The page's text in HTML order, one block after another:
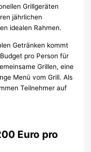
Grillgeräten
jährlichen
idealen Rahmen.
Getränken kommt
pro Person für
Grillen, eine
Menü vom Grill. Als
Teilnehmer auf
Euro pro